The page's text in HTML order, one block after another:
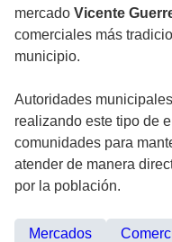
mercado Vicente
comerciales más
municipio.
Autoridades
realizando este tipo de
comunidades para
atender de manera
por la población.
Mercados